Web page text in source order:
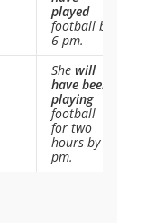
played
football by
6 pm.
She will
have been
playing
football
for two
hours by 6
pm.